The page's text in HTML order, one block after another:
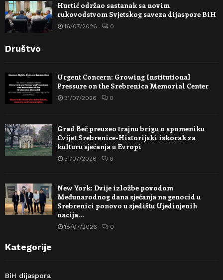
Hurtić održao sastanak sa novim
rukovodstvom Svjetskog saveza dijaspore BiH
16/07/2026 0
Društvo
Urgent Concern: Growing Institutional
Pressure on the Srebrenica Memorial Center
31/07/2026 0
Grad Beč preuzeo trajnu brigu o spomeniku
Cvijet Srebrenice-Historijski iskorak za
kulturu sjećanja u Evropi
31/07/2026 0
New York: Dvije izložbe povodom
Međunarodnog dana sjećanja na genocid u
Srebrenici ponovo u sjedištu Ujedinjenih
nacija…
18/07/2026 0
Kategorije
BiH dijaspora